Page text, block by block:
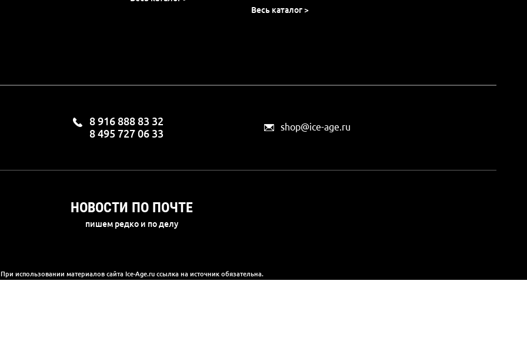
Весь каталог >
8 916 888 83 32
8 495 727 06 33
shop@ice-age.ru
НОВОСТИ ПО ПОЧТЕ
пишем редко и по делу
При использовании материалов сайта Ice-Age.ru ссылка на источник обязательна.